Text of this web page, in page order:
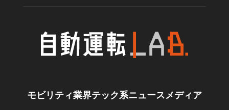
モビリティ業界テック系ニュースメディア